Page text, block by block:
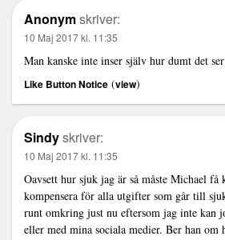
Anonymskriver:
10 Maj 2017 kl. 11:35
Man kanske inte inser själv hur dumt det
Like Button Notice (view)
Sindyskriver:
10 Maj 2017 kl. 11:35
Oavsett hur sjuk jag är så måste Michael
kompensera för alla utgifter som går till
runt omkring just nu eftersom jag inte kan
eller med mina sociala medier. Ber han